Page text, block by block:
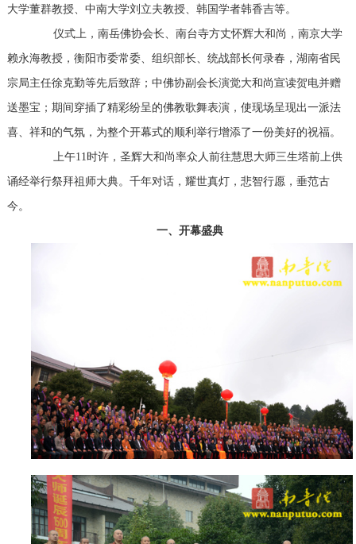
大学董群教授、中南大学刘立夫教授、韩国学者韩香吉等。
仪式上，南岳佛协会长、南台寺方丈怀辉大和尚，南京大学
赖永海教授，衡阳市委常委、组织部长、统战部长何录春，湖南省民
宗局主任徐克勤等先后致辞；中佛协副会长演觉大和尚宣读贺电并赠
送墨宝；期间穿插了精彩纷呈的佛教歌舞表演，使现场呈现出一派法
喜、祥和的气氛，为整个开幕式的顺利举行增添了一份美好的祝福。
上午11时许，圣辉大和尚率众人前往慧思大师三生塔前上供
诵经举行祭拜祖师大典。千年对话，耀世真灯，悲智行愿，垂范古
今。
一、开幕盛典